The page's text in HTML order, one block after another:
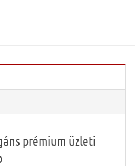
prémium üzleti